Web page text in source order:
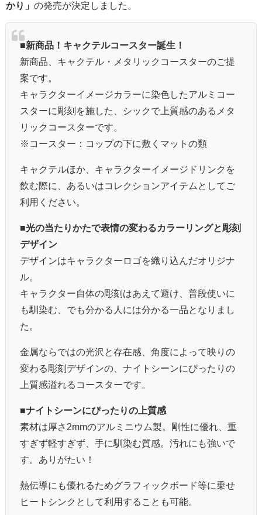
かり」 の発売が決定しました。
■新商品！キャクテルコースター誕生！
新商品、キャクテル・メタリックコースターのご提
案です。
キャラクターイメージカラーに染色したアルミコー
スターに彫刻を施した、シックで上質感のあるメタ
リックコースターです。
※コースター：コップの下に敷くマットの類
キャクテルほか、キャラクターイメージドリンクを
飲む際に、あるいはコレクションアイテムとしてご
利用ください。
■光の当たりかたで表情の変わるカラーリングと彫刻
デザイン
デザインはキャラクターロゴを織り込んだオリジナ
ル。
キャラクター自体の彫刻はあえて避け、普段使いに
も馴染む、でも分かる人には分かる一品となりまし
た。
金属ならではの光沢と存在感、角度によって映りの
変わる彫刻デザインの、ナイトシーンにぴったりの
上質感溢れるコースターです。
■ナイトシーンにぴったりの上質感
素材は厚さ2mmのアルミニウム製。剛性に優れ、重
すぎず軽すぎず、手に馴染む質感。汚れにも強いで
す。ありがたい！
熱伝導にも優れるためグラフィックボード等に乗せ
ヒートシンクとして利用することも可能。